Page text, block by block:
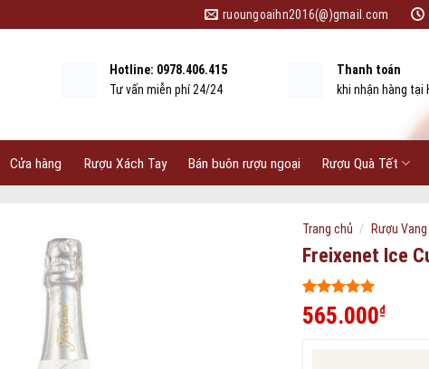
ruoungoaihn2016(@)gmail.com
Hotline: 0978.406.415
Tư vấn miễn phí 24/24
Thanh toán
khi nhận hàng tại
Cửa hàng Rượu Xách Tay Bán buôn rượu ngoại Rượu Quà Tết
Trang chủ / Rượu Vang
Freixenet Ice
5trên 5
dựa trên
246
565.000₫